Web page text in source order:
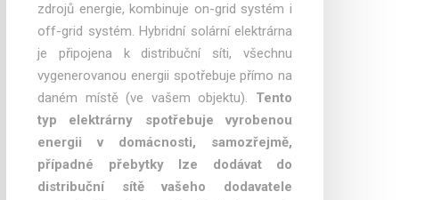
zdrojů energie, kombinuje on-grid systém i
off-grid systém. Hybridní solární elektrárna
je připojena k distribuční síti, všechnu
vygenerovanou energii spotřebuje přímo na
daném místě (ve vašem objektu). Tento
typ elektrárny spotřebuje vyrobenou
energii v domácnosti, samozřejmě,
případné přebytky lze dodávat do
distribuční sítě vašeho dodavatele